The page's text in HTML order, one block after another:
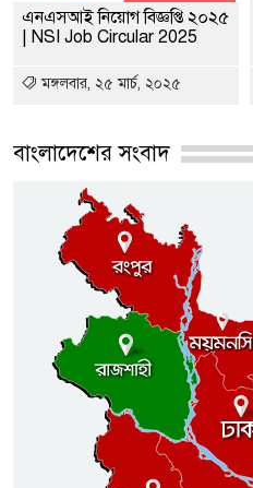
এনএসআই নিয়োগ বিজ্ঞপ্তি ২০২৫
| NSI Job Circular 2025
মঙ্গলবার, ২৫ মার্চ, ২০২৫
বাংলাদেশের সংবাদ